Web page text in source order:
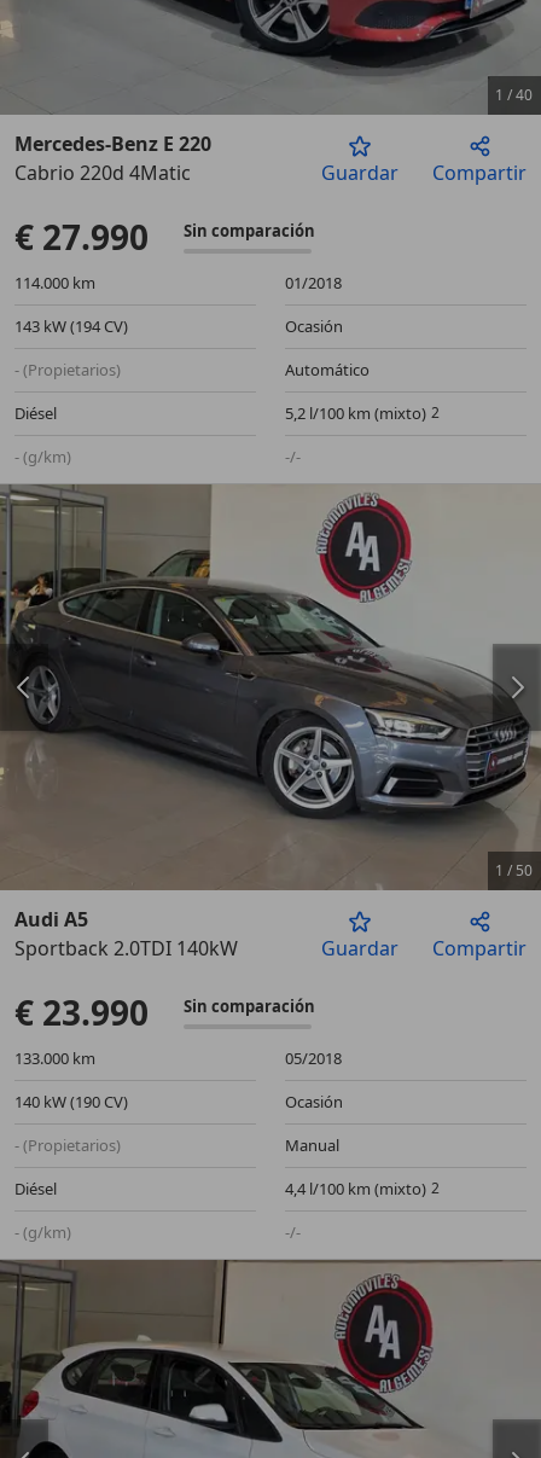
Anterior
1 /40
Mercedes-Benz E 220
Cabrio 220d 4Matic
Guardar Compartir
€ 27.990 Sin comparación
114.000 km
01/2018
143 kW (194 CV)
Ocasión
- (Propietarios)
Automático
Diésel
5,2 l/100 km (mixto)
- (g/km)
-/-
Anterior
1 / 50
Audi A5
Sportback 2.0TDI 140kW
Guardar Compartir
€ 23.990 Sin comparación
133.000 km
05/2018
140 kW (190 CV)
Ocasión
- (Propietarios)
Manual
Diésel
4,4 l/100 km (mixto)
- (g/km)
-/-